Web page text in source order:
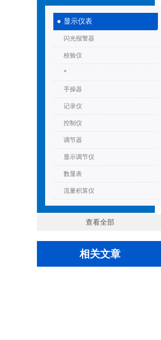
显示仪表
闪光报警器
校验仪
*
手操器
记录仪
控制仪
调节器
显示调节仪
数显表
流量积算仪
查看全部
相关文章